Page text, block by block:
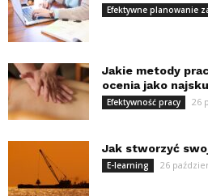
Efektywne planowanie
Jakie metody
ocenia jako
Efektywność pracy 26
Jak stworzyć
E-learning 26